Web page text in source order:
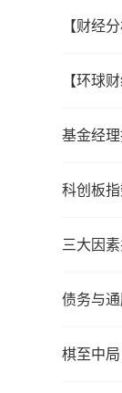
【财经
【环球
基金经
科创板
三大因
债务与
棋至中